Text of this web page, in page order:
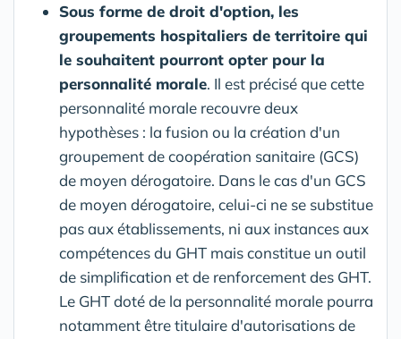
Sous forme de droit d'option, les
groupements hospitaliers de territoire qui
le souhaitent pourront opter pour la
personnalité morale. Il est précisé que cette
personnalité morale recouvre deux
hypothèses : la fusion ou la création d'un
groupement de coopération sanitaire (GCS)
de moyen dérogatoire. Dans le cas d'un GCS
de moyen dérogatoire, celui-ci ne se substitue
pas aux établissements, ni aux instances aux
compétences du GHT mais constitue un outil
de simplification et de renforcement des GHT.
Le GHT doté de la personnalité morale pourra
notamment être titulaire d'autorisations de